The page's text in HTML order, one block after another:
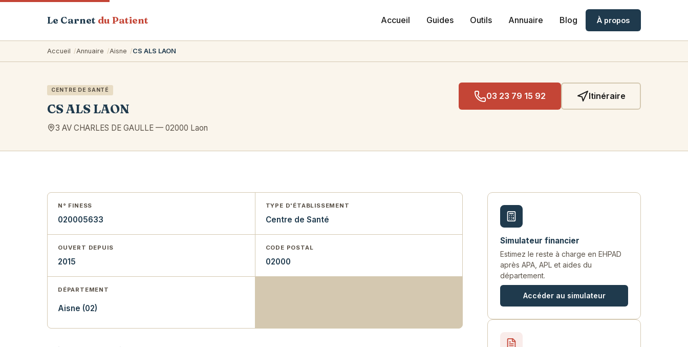
Le Carnet du Patient Accueil Guides Outils Annuaire Blog À propos
Accueil Annuaire Aisne CS ALS LAON
CENTRE DE SANTÉ
CS ALS LAON
3 AV CHARLES DE GAULLE — 02000 Laon
03 23 79 15 92 Itinéraire
N° FINESS
020005633
TYPE D'ÉTABLISSEMENT
Centre de Santé
OUVERT DEPUIS
2015
CODE POSTAL
02000
DÉPARTEMENT
Aisne (02)
Simulateur financier
Estimez le reste à charge en EHPAD
après APA, APL et aides du
département.
Accéder au simulateur